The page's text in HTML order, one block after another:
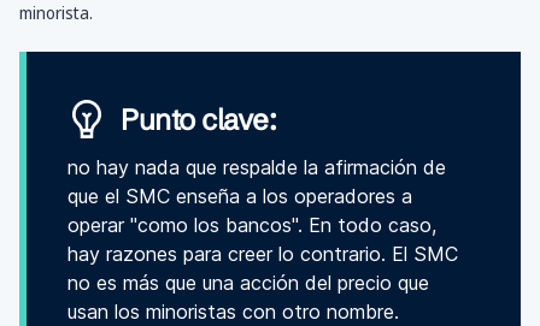
minorista.
Punto clave:
no hay nada que respalde la afirmación de
que el SMC enseña a los operadores a
operar "como los bancos". En todo caso,
hay razones para creer lo contrario. El SMC
no es más que una acción del precio que
usan los minoristas con otro nombre.